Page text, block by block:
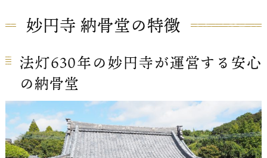
妙円寺 納骨堂の特徴
法灯630年の妙円寺が運営する安心
の納骨堂